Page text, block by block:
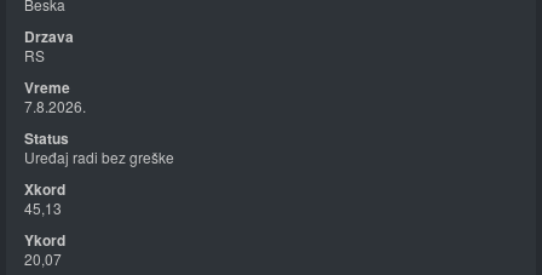
Beska
RS
7.8.2026.
Uređaj radi bez greške
45,13
20,07